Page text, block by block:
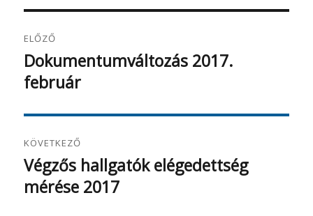
navigáció
ELŐZŐ
Korábbi
bejegyzés:
Dokumentumváltozás 2017.
február
KÖVETKEZŐ
Következő
bejegyzés:
Végzős hallgatók elégedettség
mérése 2017